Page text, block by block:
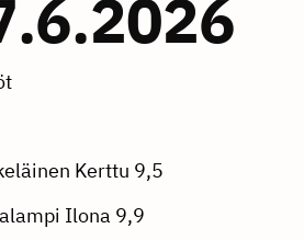
Kerttu 9,5
Ilona 9,9